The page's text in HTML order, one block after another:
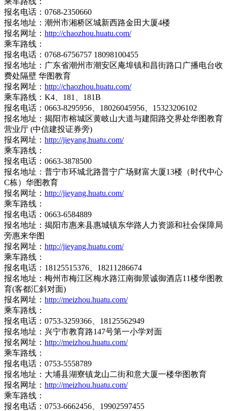
报名电话：0768-2350660
报名地址：潮州市湘桥区城新西路金田大厦4楼
报名网址： http://chaozhou.huatu.com/
乘车路线：
报名电话：0768-6756757 18098100455
报名地址：广东省潮州市潮安区庵埠镇和昌街路口广播电台收
费处隔壁 华图教育
报名网址： http://chaozhou.huatu.com/
乘车路线：K4、181、181B
报名电话：0663-8295956、18026045956、15323206102
报名地址：揭阳市榕城区黄岐山大道与建阳路交界处华图教育
营业厅 (中信建投证券旁)
报名网址： http://jieyang.huatu.com/
乘车路线：
报名电话：0663-3878500
报名地址：普宁市环城北路普宁广场财富大厦13楼（时代中心
C栋）华图教育
报名网址： http://jieyang.huatu.com/
乘车路线：
报名电话：0663-6584889
报名地址：揭阳市惠来县惠城镇东华路人力资源和社会保障局
旁惠来华图
报名网址： http://jieyang.huatu.com/
乘车路线：
报名电话：18125515376、18211286674
报名地址：梅州市梅江区梅水路江南御景诚御酒店11楼华图教
育(客都汇斜对面)
报名网址： http://meizhou.huatu.com/
乘车路线：
报名电话：0753-3259366、18125562949
报名地址：兴宁市教育路147号第一小学对面
报名网址： http://meizhou.huatu.com/
乘车路线：
报名电话：0753-5558789
报名地址：大埔县湖寮镇龙山二街和意大厦一楼华图教育
报名网址： http://meizhou.huatu.com/
乘车路线：
报名电话：0753-6662456、19902597455